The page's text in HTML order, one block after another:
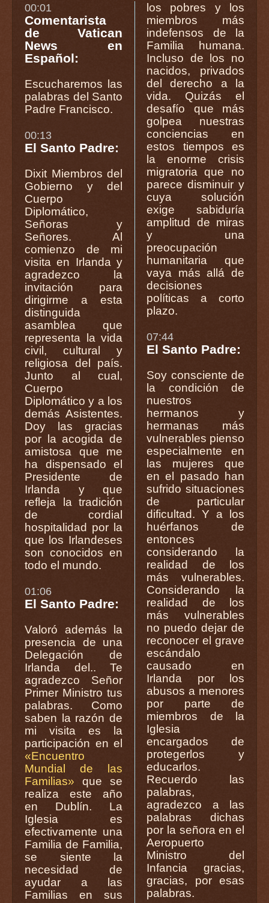
00:01
Comentarista
de Vatican
News en
Español:
Escucharemos las
palabras del Santo
Padre Francisco.
00:13
El Santo Padre:
Dixit Miembros del
Gobierno y del
Cuerpo
Diplomático,
Señoras y
Señores. Al
comienzo de mi
visita en Irlanda y
agradezco la
invitación para
dirigirme a esta
distinguida
asamblea que
representa la vida
civil, cultural y
religiosa del país.
Junto al cual,
Cuerpo
Diplomático y a los
demás Asistentes.
Doy las gracias
por la acogida de
amistosa que me
ha dispensado el
Presidente de
Irlanda y que
refleja la tradición
de cordial
hospitalidad por la
que los Irlandeses
son conocidos en
todo el mundo.
01:06
El Santo Padre:
Valoró además la
presencia de una
Delegación de
Irlanda del.. Te
agradezco Señor
Primer Ministro tus
palabras. Como
saben la razón de
mi visita es la
participación en el
«Encuentro
Mundial de las
Familias» que se
realiza este año
en Dublín. La
Iglesia es
efectivamente una
Familia de Familia,
se siente la
necesidad de
ayudar a las
Familias en sus
los pobres y los
miembros más
indefensos de la
Familia humana.
Incluso de los no
nacidos, privados
del derecho a la
vida. Quizás el
desafío que más
golpea nuestras
conciencias en
estos tiempos es
la enorme crisis
migratoria que no
parece disminuir y
cuya solución
exige sabiduría
amplitud de miras
y una
preocupación
humanitaria que
vaya más allá de
decisiones
políticas a corto
plazo.
07:44
El Santo Padre:
Soy consciente de
la condición de
nuestros
hermanos y
hermanas más
vulnerables pienso
especialmente en
las mujeres que
en el pasado han
sufrido situaciones
de particular
dificultad. Y a los
huérfanos de
entonces
considerando la
realidad de los
más vulnerables.
Considerando la
realidad de los
más vulnerables
no puedo dejar de
reconocer el grave
escándalo
causado en
Irlanda por los
abusos a menores
por parte de
miembros de la
Iglesia
encargados de
protegerlos y
educarlos.
Recuerdo las
palabras,
agradezco a las
palabras dichas
por la señora en el
Aeropuerto
Ministro del
Infancia gracias,
gracias, por esas
palabras.